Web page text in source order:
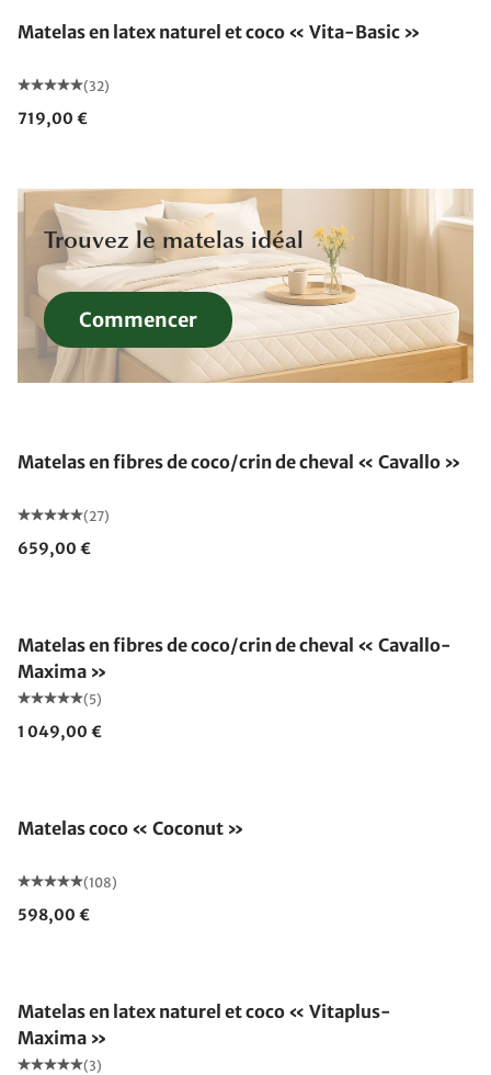
Matelas en latex naturel et coco « Vita-Basic »
(32)
719,00 €
Trouvez le matelas idéal
Commencer
Matelas en fibres de coco/crin de cheval « Cavallo »
(27)
659,00 €
Matelas en fibres de coco/crin de cheval « Cavallo-
Maxima »
(5)
1 049,00 €
Matelas coco « Coconut »
(108)
598,00 €
Matelas en latex naturel et coco « Vitaplus-
Maxima »
(3)